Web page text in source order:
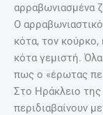
αρραβωνιασμένα
Ο
κότα, τον κούρκο,
κότα γεμιστή.
πως ο «έρωτας
Στο Ηράκλειο της
περιδιαβαίνουν